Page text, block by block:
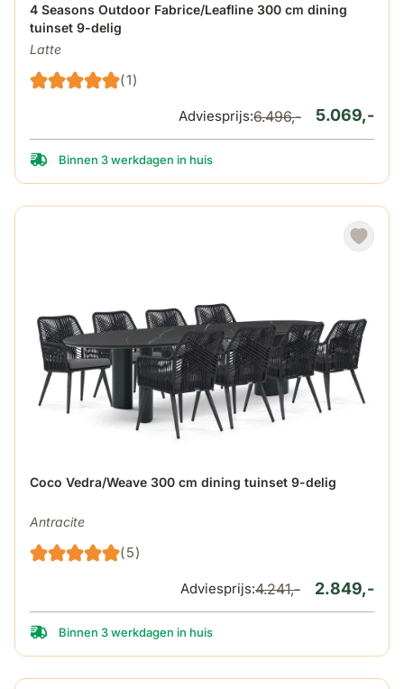
4 Seasons Outdoor Fabrice/Leafline 300 cm dining
tuinset 9-delig
Latte
(1)
De prijs is afhankelijk van de gekozen opties op de
5.069,-
Adviesprijs:6.496,-
Binnen 3 werkdagen in huis
Coco Vedra/Weave 300 cm dining tuinset 9-delig
Antracite
(5)
De prijs is afhankelijk van de gekozen opties op de
2.849,-
Adviesprijs:4.241,-
Binnen 3 werkdagen in huis